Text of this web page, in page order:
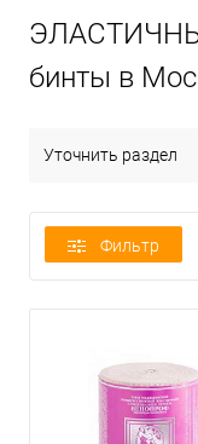
бинты в
Уточнить раздел
Фильтр